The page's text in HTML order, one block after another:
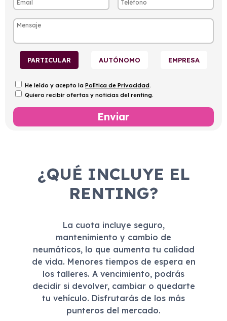
PARTICULAR AUTÓNOMO EMPRESA
He leído y acepto la Política de Privacidad.
Quiero recibir ofertas y noticias del renting.
¿QUÉ INCLUYE EL
RENTING?
La cuota incluye seguro,
mantenimiento y cambio de
neumáticos, lo que aumenta tu calidad
de vida. Menores tiempos de espera en
los talleres. A vencimiento, podrás
decidir si devolver, cambiar o quedarte
tu vehículo. Disfrutarás de los más
punteros del mercado.